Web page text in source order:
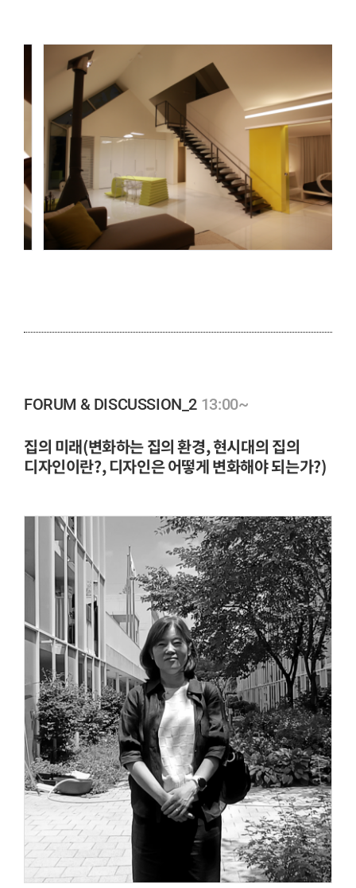
FORUM & DISCUSSION_2 13:00~
집의 미래(변화하는 집의 환경, 현시대의 집의
디자인이란?, 디자인은 어떻게 변화해야 되는가?)